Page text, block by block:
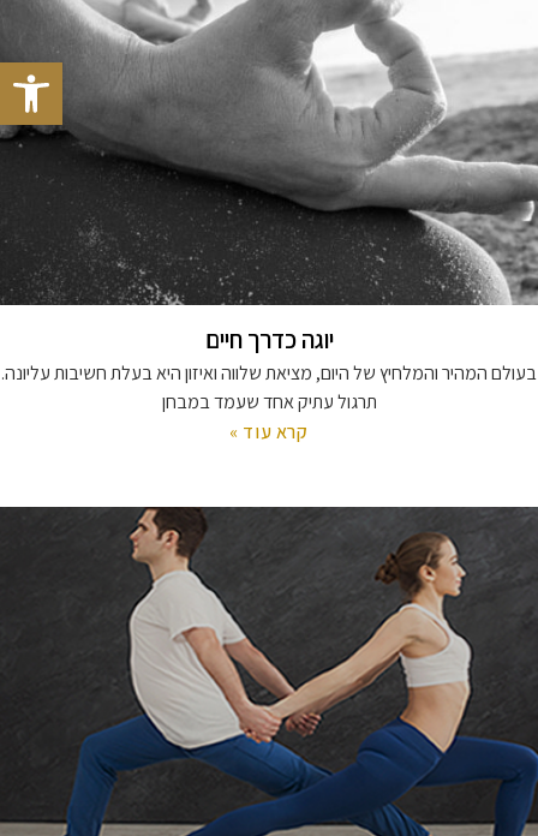
פתח
יוגה כדרך חיים
בעולם המהיר והמלחיץ של היום, מציאת שלווה ואיזון היא בעלת חשיבות עליונה.
תרגול עתיק אחד שעמד במבחן
קרא עוד »